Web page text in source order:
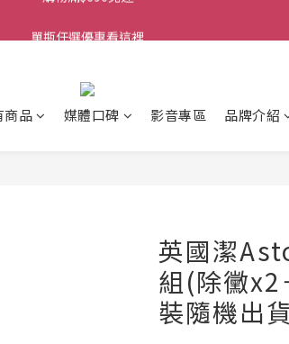
商品 媒體口碑 影音專區 品牌介紹
英國潔
組(除黴
裝隨機出